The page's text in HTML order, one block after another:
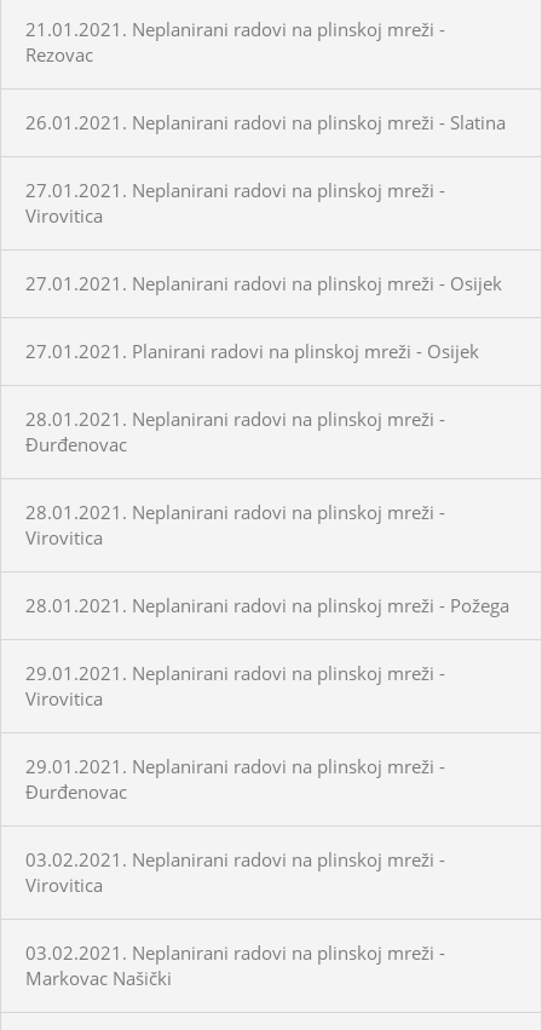
21.01.2021. Neplanirani radovi na plinskoj mreži -
Rezovac
26.01.2021. Neplanirani radovi na plinskoj mreži - Slatina
27.01.2021. Neplanirani radovi na plinskoj mreži -
Virovitica
27.01.2021. Neplanirani radovi na plinskoj mreži - Osijek
27.01.2021. Planirani radovi na plinskoj mreži - Osijek
28.01.2021. Neplanirani radovi na plinskoj mreži -
Đurđenovac
28.01.2021. Neplanirani radovi na plinskoj mreži -
Virovitica
28.01.2021. Neplanirani radovi na plinskoj mreži - Požega
29.01.2021. Neplanirani radovi na plinskoj mreži -
Virovitica
29.01.2021. Neplanirani radovi na plinskoj mreži -
Đurđenovac
03.02.2021. Neplanirani radovi na plinskoj mreži -
Virovitica
03.02.2021. Neplanirani radovi na plinskoj mreži -
Markovac Našički